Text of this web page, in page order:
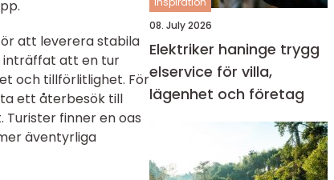
att leverera stabila
inträffat att en tur
och tillförlitlighet. För
ett återbesök till
finner en oas
äventyrliga
08. July 2026
Elektriker haninge trygg
elservice för villa,
lägenhet och företag